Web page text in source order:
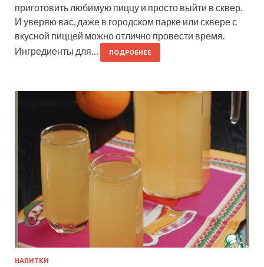
приготовить любимую пиццу и просто выйти в сквер.
И уверяю вас, даже в городском парке или сквере с
вкусной пиццей можно отлично провести время.
Ингредиенты для…
ПОДРОБНЕЕ
НАПИТКИ